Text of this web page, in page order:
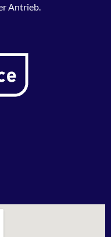
Antrieb.